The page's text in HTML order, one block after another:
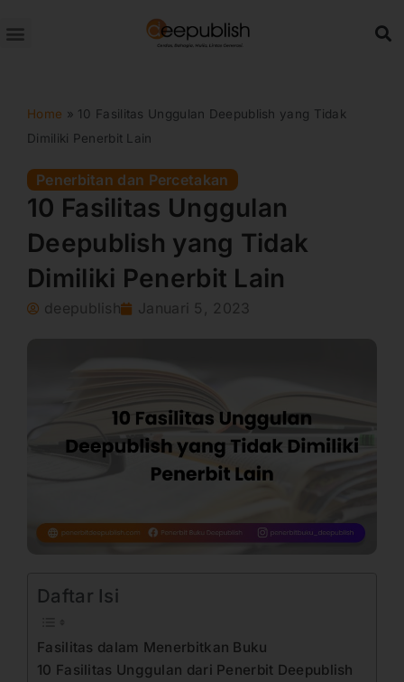
ke
Home » 10 Fasilitas Unggulan Deepublish yang Tidak
Dimiliki Penerbit Lain
Penerbitan dan Percetakan
10 Fasilitas Unggulan
Deepublish yang Tidak
Dimiliki Penerbit Lain
deepublish Januari 5, 2023
Daftar Isi
Fasilitas dalam Menerbitkan Buku
10 Fasilitas Unggulan dari Penerbit Deepublish